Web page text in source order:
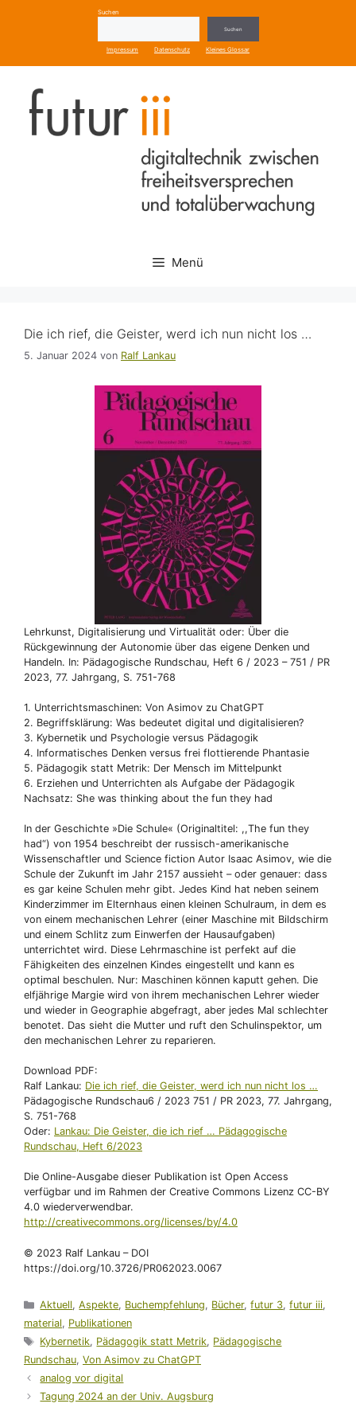
Suchen
Suchen
Impressum Datenschutz Kleines Glossar
Menü
Die ich rief, die Geister, werd ich nun nicht los …
5. Januar 2024 von Ralf Lankau
Lehrkunst, Digitalisierung und Virtualität oder: Über die
Rückgewinnung der Autonomie über das eigene Denken und
Handeln. In: Pädagogische Rundschau, Heft 6 / 2023 – 751 / PR
2023, 77. Jahrgang, S. 751-768
1. Unterrichtsmaschinen: Von Asimov zu ChatGPT
2. Begriffsklärung: Was bedeutet digital und digitalisieren?
3. Kybernetik und Psychologie versus Pädagogik
4. Informatisches Denken versus frei flottierende Phantasie
5. Pädagogik statt Metrik: Der Mensch im Mittelpunkt
6. Erziehen und Unterrichten als Aufgabe der Pädagogik
Nachsatz: She was thinking about the fun they had
In der Geschichte »Die Schule« (Originaltitel: ,,The fun they
had“) von 1954 beschreibt der russisch-amerikanische
Wissenschaftler und Science fiction Autor Isaac Asimov, wie die
Schule der Zukunft im Jahr 2157 aussieht – oder genauer: dass
es gar keine Schulen mehr gibt. Jedes Kind hat neben seinem
Kinderzimmer im Elternhaus einen kleinen Schulraum, in dem es
von einem mechanischen Lehrer (einer Maschine mit Bildschirm
und einem Schlitz zum Einwerfen der Hausaufgaben)
unterrichtet wird. Diese Lehrmaschine ist perfekt auf die
Fähigkeiten des einzelnen Kindes eingestellt und kann es
optimal beschulen. Nur: Maschinen können kaputt gehen. Die
elfjährige Margie wird von ihrem mechanischen Lehrer wieder
und wieder in Geographie abgefragt, aber jedes Mal schlechter
benotet. Das sieht die Mutter und ruft den Schulinspektor, um
den mechanischen Lehrer zu reparieren.
Download PDF:
Ralf Lankau: Die ich rief, die Geister, werd ich nun nicht los …
Pädagogische Rundschau6 / 2023 751 / PR 2023, 77. Jahrgang,
S. 751-768
Oder: Lankau: Die Geister, die ich rief … Pädagogische
Rundschau, Heft 6/2023
Die Online-Ausgabe dieser Publikation ist Open Access
verfügbar und im Rahmen der Creative Commons Lizenz CC-BY
4.0 wiederverwendbar.
http://creativecommons.org/licenses/by/4.0
© 2023 Ralf Lankau – DOI
https://doi.org/10.3726/PR062023.0067
Kategorien
Aktuell,Aspekte, Buchempfehlung, Bücher,futur 3,futur iii,
material, Publikationen
Schlagwörter
Kybernetik, Pädagogik statt Metrik, Pädagogische
Rundschau, Von Asimov zu ChatGPT
analog vor digital
Tagung 2024 an der Univ. Augsburg